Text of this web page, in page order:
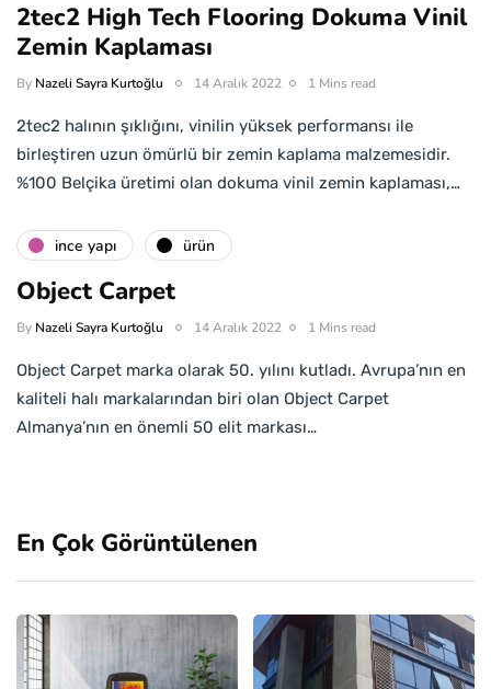
2tec2 High Tech Flooring Dokuma Vinil
Zemin Kaplaması
By Nazeli Sayra Kurtoğlu 14 Aralık 2022 1 Mins read
2tec2 halının şıklığını, vinilin yüksek performansı ile
birleştiren uzun ömürlü bir zemin kaplama malzemesidir.
%100 Belçika üretimi olan dokuma vinil zemin kaplaması,…
i̇nce yapı ürün
Object Carpet
By Nazeli Sayra Kurtoğlu 14 Aralık 2022 1 Mins read
Object Carpet marka olarak 50. yılını kutladı. Avrupa’nın en
kaliteli halı markalarından biri olan Object Carpet
Almanya’nın en önemli 50 elit markası…
En Çok Görüntülenen